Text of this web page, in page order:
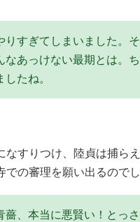
りすぎてしまいました。
なあっけない最期とは。
たね。
なすりつけ、陸貞は捕らえ
での審理を願い出るのでし
薔、本当に悪賢い！とっ